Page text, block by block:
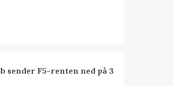
sender F5-renten ned på 3